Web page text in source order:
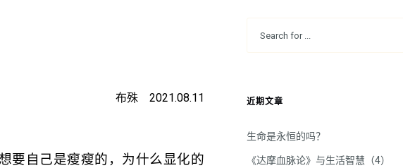
布殊 2021.08.11
要自己是瘦瘦的，为什么显化的
近期文章
生命是永恒的吗？
《达摩血脉论》与生活智慧（4）